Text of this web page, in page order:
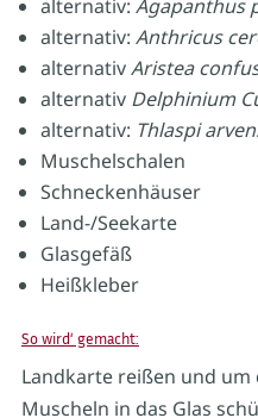
alternativ: Agapanthus
alternativ: Anthricus
alternativAristea
alternativ Delphinium
alternativ: Thlaspi
Muschelschalen
Schneckenhäuser
Land-/Seekarte
Glasgefäß
Heißkleber
So wird‘ gemacht:
Landkarte reißen und um
Muscheln in das Glas